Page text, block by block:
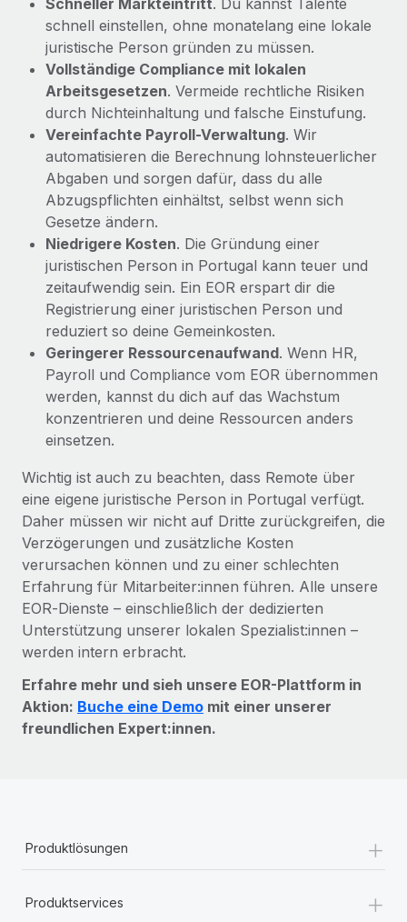
schnell einstellen, ohne monatelang eine lokale
juristische Person gründen zu müssen.
Vollständige Compliance mit lokalen
Arbeitsgesetzen. Vermeide rechtliche Risiken
durch Nichteinhaltung und falsche Einstufung.
Vereinfachte Payroll-Verwaltung. Wir
automatisieren die Berechnung lohnsteuerlicher
Abgaben und sorgen dafür, dass du alle
Abzugspflichten einhältst, selbst wenn sich
Gesetze ändern.
Niedrigere Kosten. Die Gründung einer
juristischen Person in Portugal kann teuer und
zeitaufwendig sein. Ein EOR erspart dir die
Registrierung einer juristischen Person und
reduziert so deine Gemeinkosten.
Geringerer Ressourcenaufwand. Wenn HR,
Payroll und Compliance vom EOR übernommen
werden, kannst du dich auf das Wachstum
konzentrieren und deine Ressourcen anders
einsetzen.
Wichtig ist auch zu beachten, dass Remote über
eine eigene juristische Person in Portugal verfügt.
Daher müssen wir nicht auf Dritte zurückgreifen, die
Verzögerungen und zusätzliche Kosten
verursachen können und zu einer schlechten
Erfahrung für Mitarbeiter:innen führen. Alle unsere
EOR‑Dienste – einschließlich der dedizierten
Unterstützung unserer lokalen Spezialist:innen –
werden intern erbracht.
Erfahre mehr und sieh unsere EOR-Plattform in
Aktion: Buche eine Demo mit einer unserer
freundlichen Expert:innen.
Produktlösungen +
Produktservices +